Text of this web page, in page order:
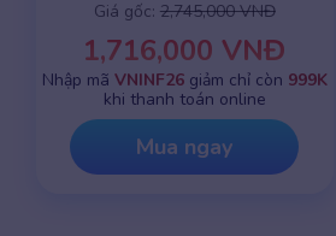
Giá gốc: 2,745,000 VNĐ
1,716,000 VNĐ
Nhập mã VNINF26giảm chỉ còn 999K
khi thanh toán online
Mua ngay